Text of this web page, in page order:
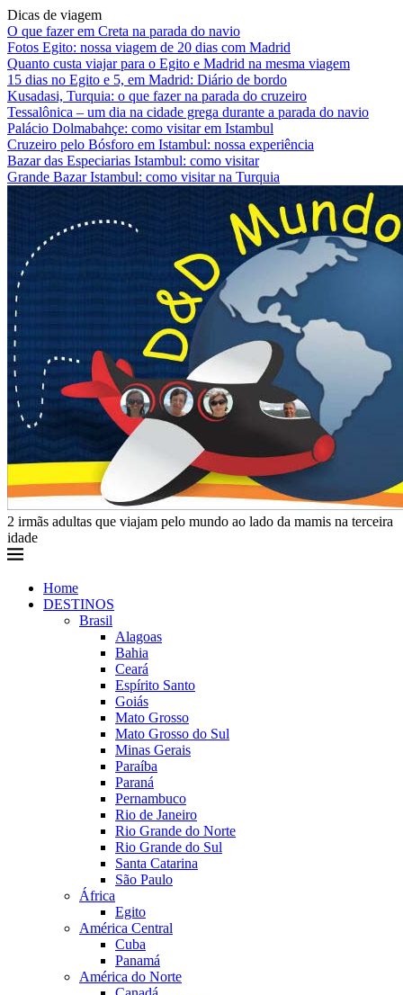
Dicas de viagem
O que fazer em Creta na parada do navio
Fotos Egito: nossa viagem de 20 dias com Madrid
Quanto custa viajar para o Egito e Madrid na mesma viagem
15 dias no Egito e 5, em Madrid: Diário de bordo
Kusadasi, Turquia: o que fazer na parada do cruzeiro
Tessalônica – um dia na cidade grega durante a parada do navio
Palácio Dolmabahçe: como visitar em Istambul
Cruzeiro pelo Bósforo em Istambul: nossa experiência
Bazar das Especiarias Istambul: como visitar
Grande Bazar Istambul: como visitar na Turquia
2 irmãs adultas que viajam pelo mundo ao lado da mamis na terceira
idade
Home
DESTINOS
Brasil
Alagoas
Bahia
Ceará
Espírito Santo
Goiás
Mato Grosso
Mato Grosso do Sul
Minas Gerais
Paraíba
Paraná
Pernambuco
Rio de Janeiro
Rio Grande do Norte
Rio Grande do Sul
Santa Catarina
São Paulo
África
Egito
América Central
Cuba
Panamá
América do Norte